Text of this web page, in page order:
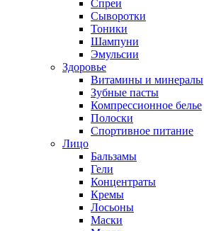
Спреи
Сыворотки
Тоники
Шампуни
Эмульсии
Здоровье
Витамины и минералы
Зубные пасты
Компрессионное белье
Полоски
Спортивное питание
Лицо
Бальзамы
Гели
Концентраты
Кремы
Лосьоны
Маски